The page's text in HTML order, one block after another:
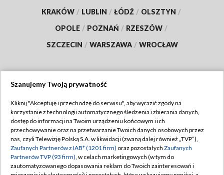
KRAKÓW / LUBLIN / ŁÓDŹ / OLSZTYN /
OPOLE / POZNAŃ / RZESZÓW /
SZCZECIN / WARSZAWA / WROCŁAW
TVP
Abonament TVP
Emisja w TVP
Centrum informacji TVP
Regulamin TVP
Polityka prywatności
Moje zgody
Szanujemy Twoją prywatność
Kliknij "Akceptuję i przechodzę do serwisu", aby wyrazić zgody na
korzystanie z technologii automatycznego śledzenia i zbierania danych,
dostęp do informacji na Twoim urządzeniu końcowym i ich
przechowywanie oraz na przetwarzanie Twoich danych osobowych przez
nas, czyli Telewizję Polską S.A. w likwidacji (zwaną dalej również „TVP”),
Zaufanych Partnerów z IAB* (1201 firm) oraz pozostałych Zaufanych
Partnerów TVP (93 firm), w celach marketingowych (w tym do
zautomatyzowanego dopasowania reklam do Twoich zainteresowań i